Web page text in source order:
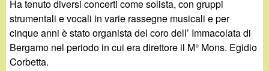
Ha tenuto diversi concerti come solista, con gruppi
strumentali e vocali in varie rassegne musicali e per
cinque anni è stato organista del coro dell’ Immacolata di
Bergamo nel periodo in cui era direttore il M° Mons. Egidio
Corbetta.